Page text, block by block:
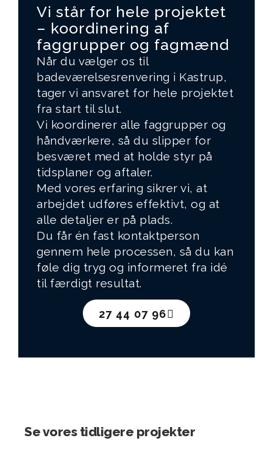
Vi står for hele projektet
– koordinering af
faggrupper og fagmænd​
Når du vælger os til
badeværelsesrenvering i Kastrup,
tager vi ansvaret for hele projektet
fra start til slut.
Vi koordinerer alle faggrupper og
håndværkere, så du slipper for
besværet med at holde styr på
tidsplaner og aftaler.
Med vores erfaring sikrer vi, at
arbejdet udføres effektivt, og at
alle detaljer er på plads.
Du får én fast kontaktperson
gennem hele processen, så du kan
føle dig tryg og informeret fra idé
til færdigt resultat.
27 44 07 96
Se vores tidligere projekter